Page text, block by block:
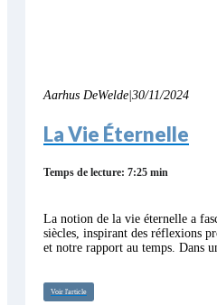
Aarhus DeWelde 30/11/2024
La Vie Éternelle
Temps de lecture: 7:25 min
La notion de la vie éternelle a
siècles, inspirant des réflexions
et notre rapport au temps. Dans
Voir l'article